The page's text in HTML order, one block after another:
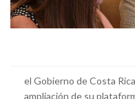
el Gobierno de Costa
ampliación de su